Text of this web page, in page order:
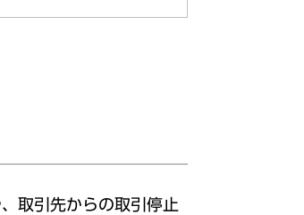
取引先からの取引停止